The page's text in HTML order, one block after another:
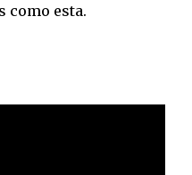
como esta.